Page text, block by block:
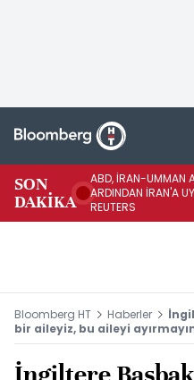
SON
DAKİKA
ABD, İRAN-UMMAN
ARDINDAN İRAN'A
REUTERS
Bloomberg HT Haberler
bir aileyiz, bu aileyi